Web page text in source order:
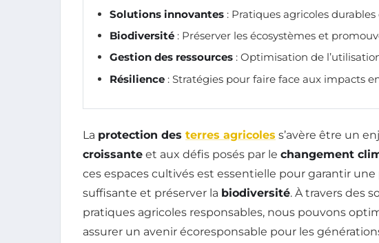
Solutions innovantes : Pratiques agricoles
Biodiversité : Préserver les écosystèmes et
Gestion des ressources : Optimisation de
Résilience : Stratégies pour faire face aux impacts
La protection des terres agricoles s’avère être un
croissante et aux défis posés par le changement
ces espaces cultivés est essentielle pour garantir une
suffisante et préserver la biodiversité. À travers des
pratiques agricoles responsables, nous pouvons
assurer un avenir écoresponsable pour les